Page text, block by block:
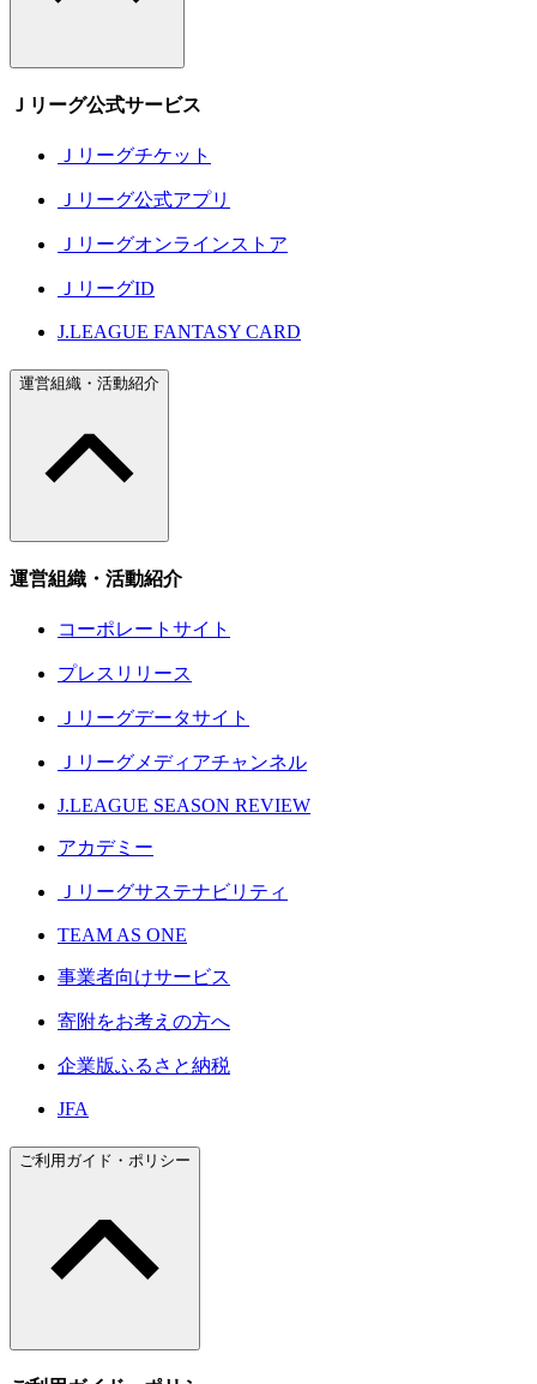
Ｊリーグ公式サービス
Ｊリーグチケット
Ｊリーグ公式アプリ
Ｊリーグオンラインストア
ＪリーグID
J.LEAGUE FANTASY CARD
運営組織・活動紹介
運営組織・活動紹介
コーポレートサイト
プレスリリース
Ｊリーグデータサイト
Ｊリーグメディアチャンネル
J.LEAGUE SEASON REVIEW
アカデミー
Ｊリーグサステナビリティ
TEAM AS ONE
事業者向けサービス
寄附をお考えの方へ
企業版ふるさと納税
JFA
ご利用ガイド・ポリシー